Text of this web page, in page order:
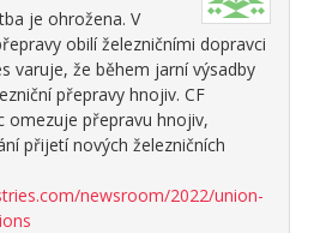
je ohrožena. V
obilí železničními dopravci
varuje, že během jarní výsadby
přepravy hnojiv. CF
omezuje přepravu hnojiv,
přijetí nových železničních
newsroom/2022/union-